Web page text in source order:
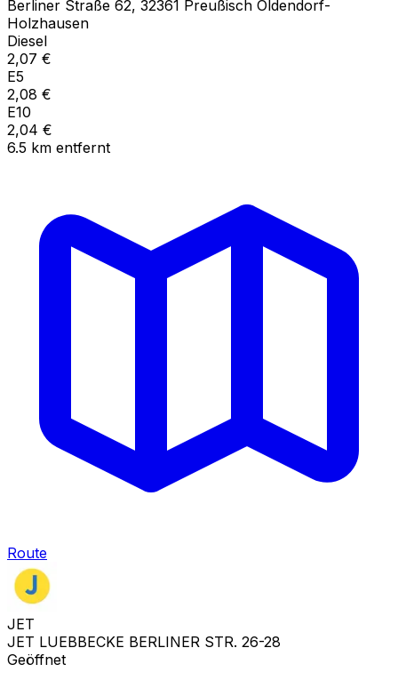
Berliner Straße 62, 32361 Preußisch Oldendorf-
Holzhausen
Diesel
2,07 €
E5
2,08 €
E10
2,04 €
6.5 km entfernt
Route
JET
JET LUEBBECKE BERLINER STR. 26-28
Geöffnet